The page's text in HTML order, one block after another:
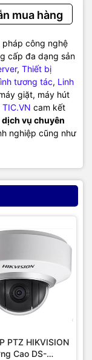
mua hàng
pháp công nghệ
cấp đa dạng sản
, Thiết bị
tương tác, Linh
giặt, máy hút
TIC.VN cam kết
vụ chuyên
nghiệp cũng như
PTZ HIKVISION
Cao DS-